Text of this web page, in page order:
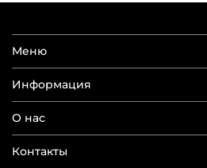
Меню
Информация
О нас
Контакты